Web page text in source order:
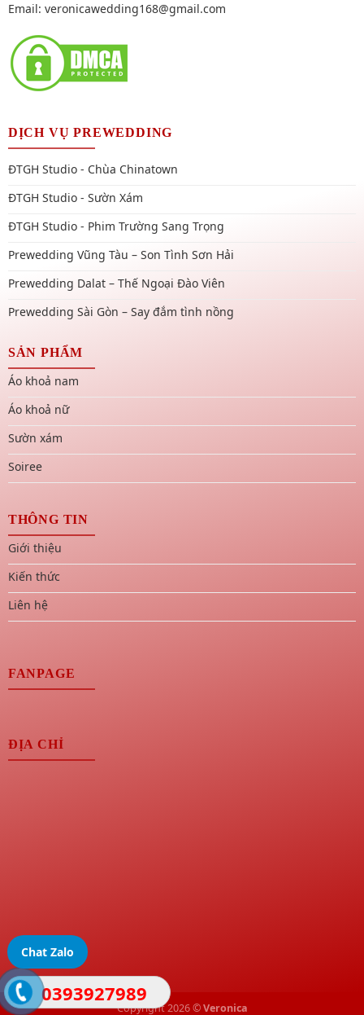
Email: veronicawedding168@gmail.com
DỊCH VỤ PREWEDDING
ĐTGH Studio - Chùa Chinatown
ĐTGH Studio - Sườn Xám
ĐTGH Studio - Phim Trường Sang Trọng
Prewedding Vũng Tàu – Son Tình Sơn Hải
Prewedding Dalat – Thế Ngoại Đào Viên
Prewedding Sài Gòn – Say đắm tình nồng
SẢN PHẨM
Áo khoả nam
Áo khoả nữ
Sườn xám
Soiree
THÔNG TIN
Giới thiệu
Kiến thức
Liên hệ
FANPAGE
ĐỊA CHỈ
Copyright 2026 ©Veronica
Chat Zalo
0393927989